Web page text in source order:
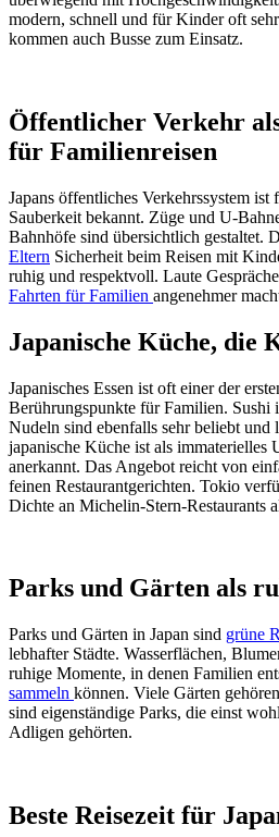
modern, schnell und für Kinder oft
kommen auch Busse zum Einsatz.
Öffentlicher Verkehr
für Familienreisen
Japans öffentliches Verkehrssystem
Sauberkeit bekannt. Züge und U-
Bahnhöfe sind übersichtlich gestaltet.
Eltern Sicherheit beim Reisen mit
ruhig und respektvoll. Laute
Fahrten für Familien angenehmer
Japanische Küche, die
Japanisches Essen ist oft einer der
Berührungspunkte für Familien. Sushi
Nudeln sind ebenfalls sehr beliebt und
japanische Küche ist als
anerkannt. Das Angebot reicht von
feinen Restaurantgerichten. Tokio
Dichte an Michelin-Stern-Restaurants
Parks und Gärten als
Parks und Gärten in Japan sind grüne
lebhafter Städte. Wasserflächen,
ruhige Momente, in denen Familien
sammeln können. Viele Gärten
sind eigenständige Parks, die einst
Adligen gehörten.
Beste Reisezeit für